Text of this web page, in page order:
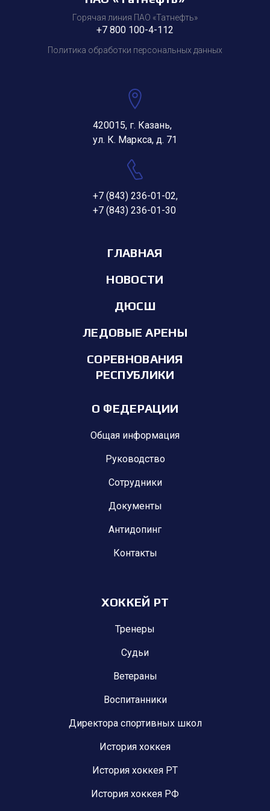
Горячая линия ПАО «Татнефть»
+7 800 100-4-112
Политика обработки персональных данных
420015, г. Казань,
ул. К. Маркса, д. 71
+7 (843) 236-01-02,
+7 (843) 236-01-30
ГЛАВНАЯ
НОВОСТИ
ДЮСШ
ЛЕДОВЫЕ АРЕНЫ
СОРЕВНОВАНИЯ
РЕСПУБЛИКИ
О ФЕДЕРАЦИИ
Общая информация
Руководство
Сотрудники
Документы
Антидопинг
Контакты
ХОККЕЙ РТ
Тренеры
Судьи
Ветераны
Воспитанники
Директора спортивных школ
История хоккея
История хоккея РТ
История хоккея РФ